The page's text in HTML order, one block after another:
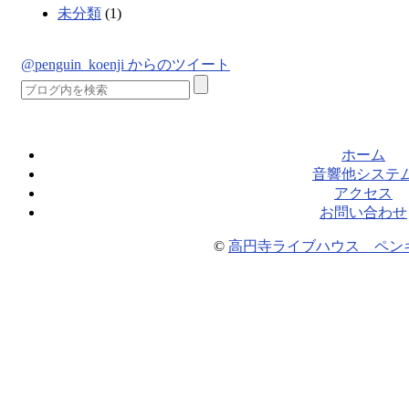
未分類 (1)
@penguin_koenji からのツイート
ホーム
音響他システ
アクセス
お問い合わせ
© 高円寺ライブハウス ペン